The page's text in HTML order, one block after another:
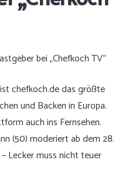
chefkoch.dedas größte
und Backen in Europa.
auch ins Fernsehen.
(50) moderiert ab dem 28.
Lecker muss nicht teuer